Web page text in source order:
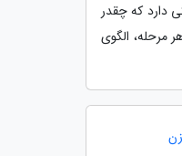
دارد که چقدر
مرحله، الگوی